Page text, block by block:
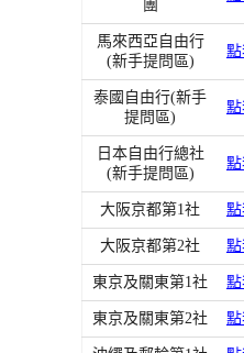
團
馬來西亞自由行
(新手提問區)
點
泰國自由行(新手
提問區)
點
日本自由行總社
(新手提問區)
點
大阪京都第1社 點
大阪京都第2社 點
東京及關東第1社 點
東京及關東第2社 點